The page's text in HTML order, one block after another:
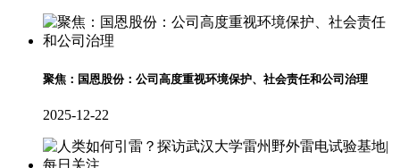
聚焦：国恩股份：公司高度重视环境保护、社会责任和公司治理
2025-12-22